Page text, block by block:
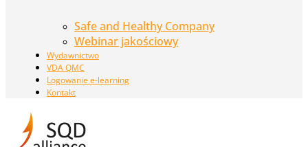
Safe and Healthy Company
Webinar jakościowy
Wydawnictwo
VDA QMC
Logowanie e-learning
Kontakt